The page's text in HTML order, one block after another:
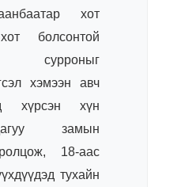
хот
болсонтой
сурроныг
хэмээн авч
хүрсэн хүн
замын
18-аас
тухайн